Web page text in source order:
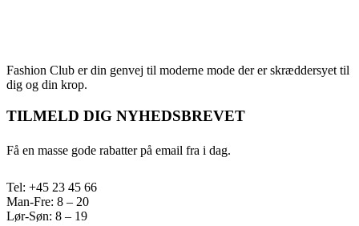
Fashion Club er din genvej til moderne mode der er skræddersyet til
dig og din krop.
TILMELD DIG NYHEDSBREVET
Få en masse gode rabatter på email fra i dag.
Tel: +45 23 45 66
Man-Fre: 8 – 20
Lør-Søn: 8 – 19